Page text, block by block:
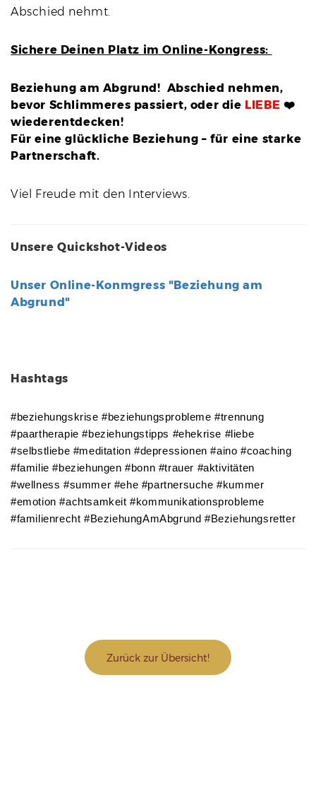
Abschied nehmt.
Sichere Deinen Platz im Online-Kongress:
Beziehung am Abgrund! Abschied nehmen,
bevor Schlimmeres passiert, oder die LIEBE ❤️
wiederentdecken!
Für eine glückliche Beziehung – für eine starke
Partnerschaft.
Viel Freude mit den Interviews.
Unsere Quickshot-Videos
Unser Online-Konmgress "Beziehung am
Abgrund"
Hashtags
#beziehungskrise #beziehungsprobleme #trennung
#paartherapie #beziehungstipps #ehekrise #liebe
#selbstliebe #meditation #depressionen #aino #coaching
#familie #beziehungen #bonn #trauer #aktivitäten
#wellness #summer #ehe #partnersuche #kummer
#emotion #achtsamkeit #kommunikationsprobleme
#familienrecht #BeziehungAmAbgrund #Beziehungsretter
Zurück zur Übersicht!